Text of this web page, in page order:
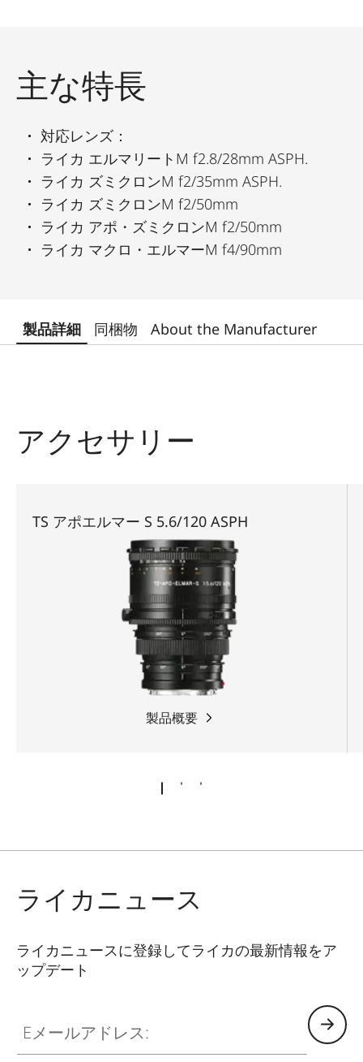
主な特長
対応レンズ：
ライカ エルマリートM f2.8/28mm ASPH.
ライカ ズミクロンM f2/35mm ASPH.
ライカ ズミクロンM f2/50mm
ライカ アポ・ズミクロンM f2/50mm
ライカ マクロ・エルマーM f4/90mm
製品詳細 同梱物 About the Manufacturer
アクセサリー
TS アポエルマー S 5.6/120 ASPH
製品概要
ライカニュース
ライカニュースに登録してライカの最新情報をア
ップデート